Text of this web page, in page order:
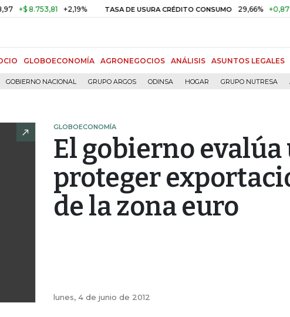
8.753,81 +2,19% TASA DE USURA CRÉDITO CONSUMO 29,66% +0,87%
GLOBOECONOMÍA AGRONEGOCIOS ANÁLISIS ASUNTOS LEGALES
GOBIERNO NACIONAL GRUPO ARGOS ODINSA HOGAR GRUPO NUTRESA
GLOBOECONOMÍA
El gobierno
proteger
de la zona euro
lunes, 4 de junio de 2012